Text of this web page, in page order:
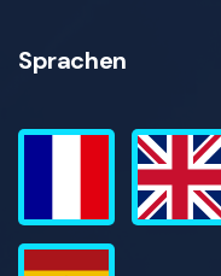
Sprachen